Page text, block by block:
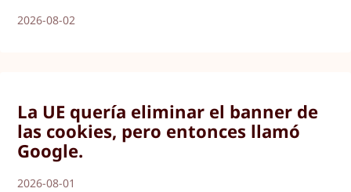
2026-08-02
La UE quería eliminar el banner de
las cookies, pero entonces llamó
Google.
2026-08-01